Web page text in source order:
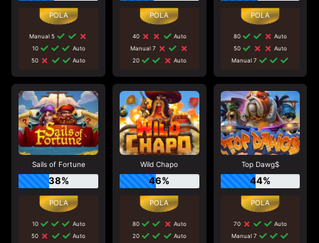
Manual 5
10
Auto
50
Auto
40
Auto
Manual 7
20
Auto
80
Auto
50
Auto
Manual 7
Sails of Fortune
38%
10
Auto
50
Auto
Wild Chapo
46%
80
Auto
20
Auto
Top Dawg$
44%
70
Auto
Manual 7